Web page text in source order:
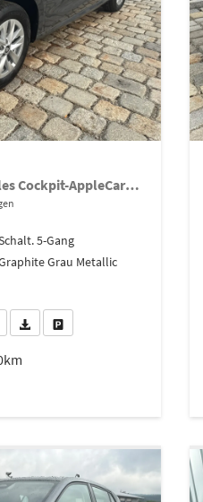
130 Jahre 1.0 MPI 80 PS-Virtuelles Cockpit-AppleCarplay-Android-Auto-LED-Klima-Tempomat-Rückfahrkamera-DAB-SHZ-15" Alu-sofort
5-Gang
Grau Metallic
Wir rufen Sie anFahrzeugexposé (PDF)
Fahrzeug parken